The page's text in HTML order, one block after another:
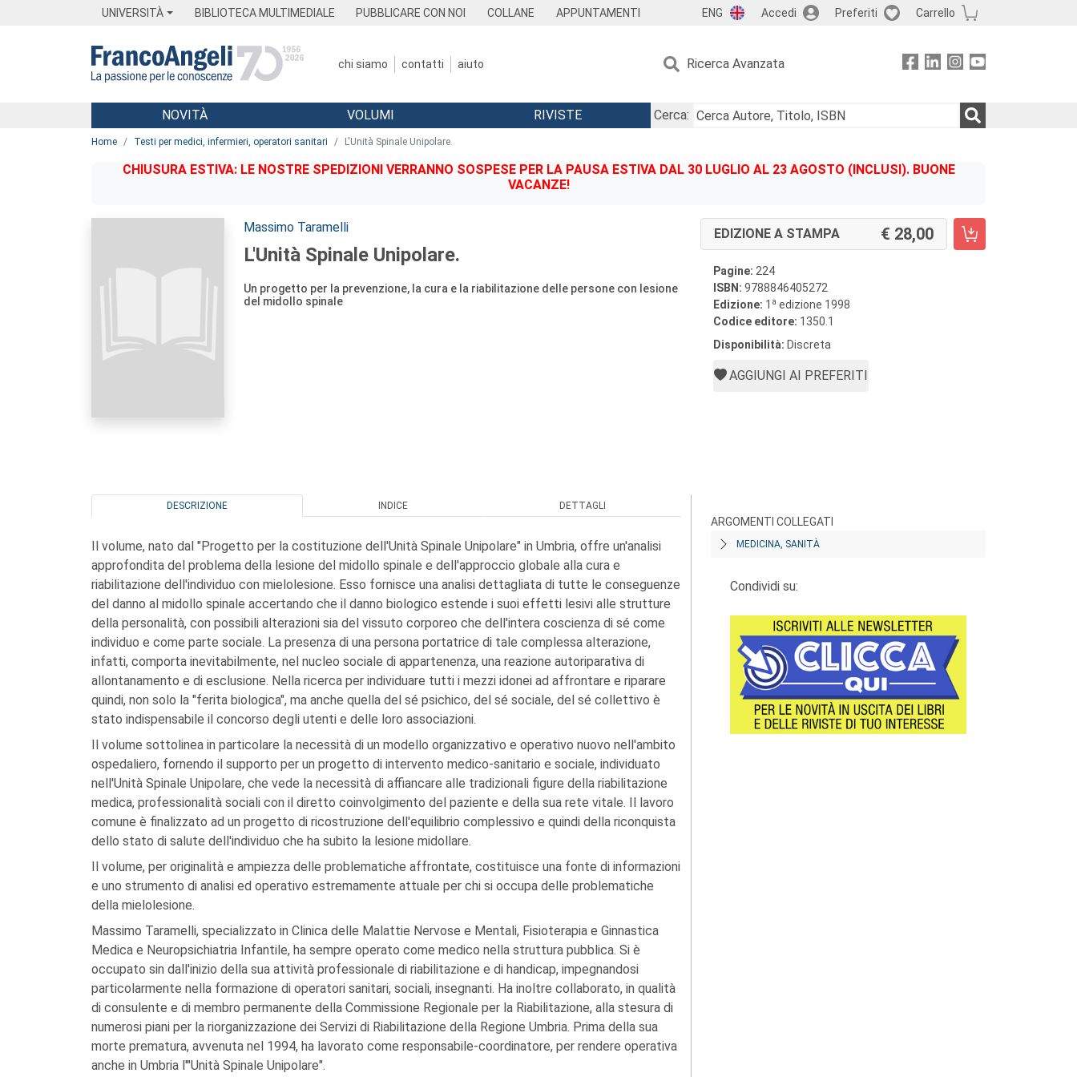
UNIVERSITÀ BIBLIOTECA MULTIMEDIALE PUBBLICARE CON NOI COLLANE APPUNTAMENTI ENG Accedi Preferiti Carrello
chi siamo contatti aiuto Ricerca Avanzata
Menu
NOVITÀ VOLUMI RIVISTE
Cerca:
Home Testi per medici, infermieri, operatori sanitari L'Unità Spinale Unipolare.
CHIUSURA ESTIVA: LE NOSTRE SPEDIZIONI VERRANNO SOSPESE PER LA PAUSA ESTIVA DAL 30 LUGLIO AL 23 AGOSTO (INCLUSI). BUONE
VACANZE!
Autori:
Massimo Taramelli
L'Unità Spinale Unipolare.
Un progetto per la prevenzione, la cura e la riabilitazione delle persone con lesione
del midollo spinale
EDIZIONE A STAMPA 28,00
Pagine: 224
ISBN: 9788846405272
Edizione: 1 a edizione 1998
Codice editore: 1350.1
Disponibilità: Discreta
AGGIUNGI AI PREFERITI
DESCRIZIONE INDICE DETTAGLI
Il volume, nato dal "Progetto per la costituzione dell'Unità Spinale Unipolare" in Umbria, offre un'analisi
approfondita del problema della lesione del midollo spinale e dell'approccio globale alla cura e
riabilitazione dell'individuo con mielolesione. Esso fornisce una analisi dettagliata di tutte le conseguenze
del danno al midollo spinale accertando che il danno biologico estende i suoi effetti lesivi alle strutture
della personalità, con possibili alterazioni sia del vissuto corporeo che dell'intera coscienza di sé come
individuo e come parte sociale. La presenza di una persona portatrice di tale complessa alterazione,
infatti, comporta inevitabilmente, nel nucleo sociale di appartenenza, una reazione autoriparativa di
allontanamento e di esclusione. Nella ricerca per individuare tutti i mezzi idonei ad affrontare e riparare
quindi, non solo la "ferita biologica", ma anche quella del sé psichico, del sé sociale, del sé collettivo è
stato indispensabile il concorso degli utenti e delle loro associazioni.
Il volume sottolinea in particolare la necessità di un modello organizzativo e operativo nuovo nell'ambito
ospedaliero, fornendo il supporto per un progetto di intervento medico-sanitario e sociale, individuato
nell'Unità Spinale Unipolare, che vede la necessità di affiancare alle tradizionali figure della riabilitazione
medica, professionalità sociali con il diretto coinvolgimento del paziente e della sua rete vitale. Il lavoro
comune è finalizzato ad un progetto di ricostruzione dell'equilibrio complessivo e quindi della riconquista
dello stato di salute dell'individuo che ha subito la lesione midollare.
Il volume, per originalità e ampiezza delle problematiche affrontate, costituisce una fonte di informazioni
e uno strumento di analisi ed operativo estremamente attuale per chi si occupa delle problematiche
della mielolesione.
Massimo Taramelli, specializzato in Clinica delle Malattie Nervose e Mentali, Fisioterapia e Ginnastica
Medica e Neuropsichiatria Infantile, ha sempre operato come medico nella struttura pubblica. Si è
occupato sin dall'inizio della sua attività professionale di riabilitazione e di handicap, impegnandosi
particolarmente nella formazione di operatori sanitari, sociali, insegnanti. Ha inoltre collaborato, in qualità
di consulente e di membro permanente della Commissione Regionale per la Riabilitazione, alla stesura di
numerosi piani per la riorganizzazione dei Servizi di Riabilitazione della Regione Umbria. Prima della sua
morte prematura, avvenuta nel 1994, ha lavorato come responsabile-coordinatore, per rendere operativa
anche in Umbria l'"Unità Spinale Unipolare".
ARGOMENTI COLLEGATI
MEDICINA, SANITÀ
Condividi su: